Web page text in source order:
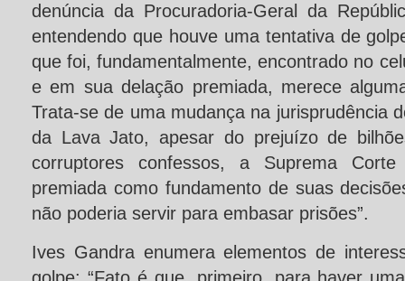
denúncia da Procuradoria-Geral da
entendendo que houve uma tentativa de
que foi, fundamentalmente, encontrado no
e em sua delação premiada, merece
Trata-se de uma mudança na jurisprudência
da Lava Jato, apesar do prejuízo de
corruptores confessos, a Suprema
premiada como fundamento de suas
não poderia servir para embasar prisões”.
Ives Gandra enumera elementos de